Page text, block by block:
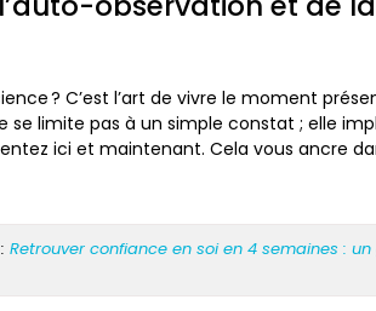
? C’est l’art de vivre le moment
se limite pas à un simple constat ; elle
ici et maintenant. Cela vous ancre
:Retrouver confiance en soi en 4 semaines :